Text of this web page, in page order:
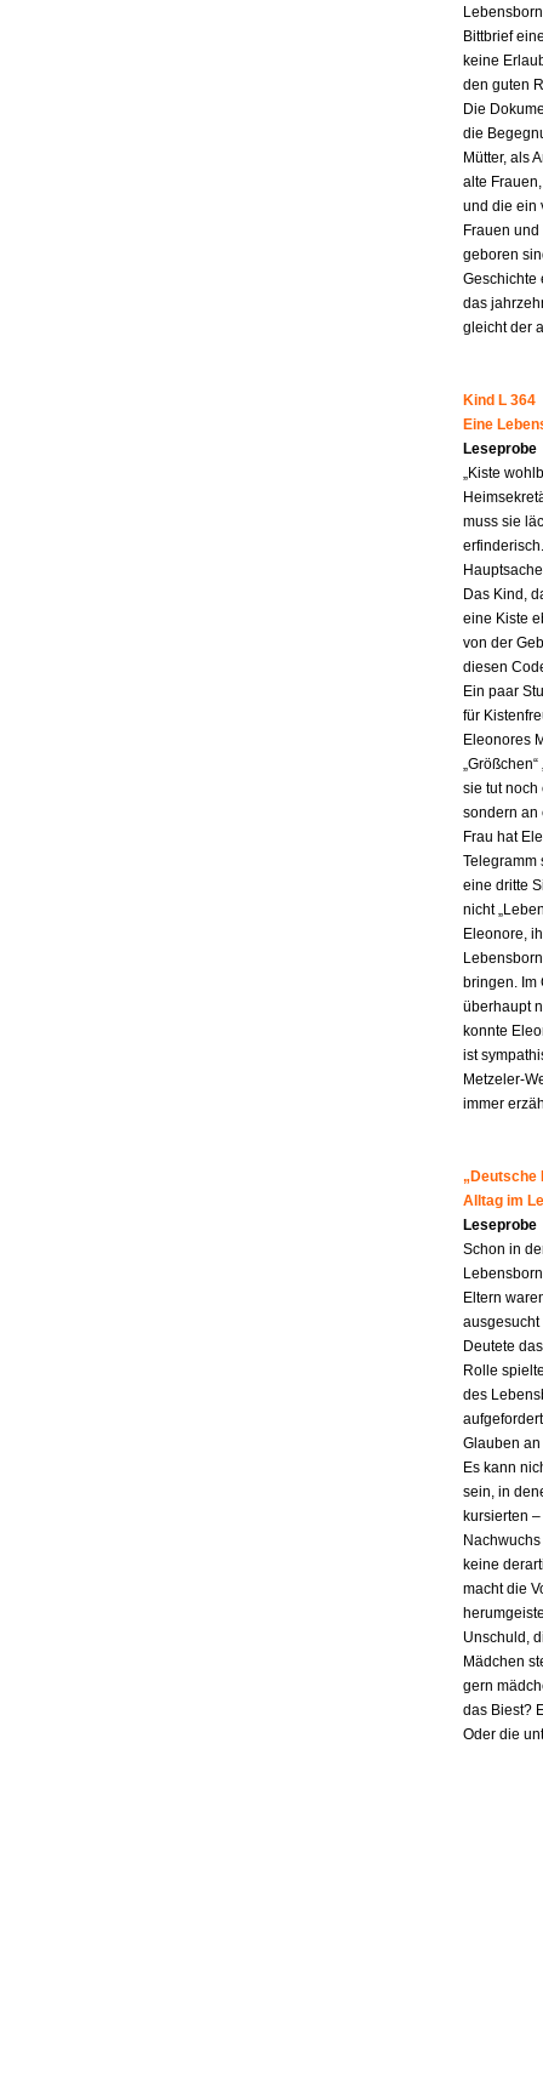
Bittbrief
keine
den guten
Die
die
Mütter, als
alte
und die ein
Frauen
geboren
Geschichte
das
gleicht der
Kind L 364
Eine
Leseprobe
„Kiste
muss sie
Das Kind,
eine Kiste
von der
diesen
Ein paar
für
Eleonores
sie tut noch
sondern an
Frau hat
Telegramm
eine dritte
nicht
Eleonore,
bringen. Im
überhaupt
konnte
ist
Metzeler-
immer
„Deutsche
Alltag im
Leseprobe
Schon in
Eltern
Deutete
Rolle
des
Glauben
Es kann
sein, in
kursierten
keine
macht die
Unschuld,
Mädchen
gern
das Biest?
Oder die